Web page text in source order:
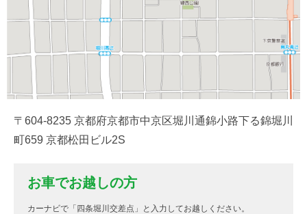
〒604-8235 京都府京都市中京区堀川通錦小路下る錦堀川
町659 京都松田ビル2S
お車でお越しの方
カーナビで「四条堀川交差点」と入力してお越しください。